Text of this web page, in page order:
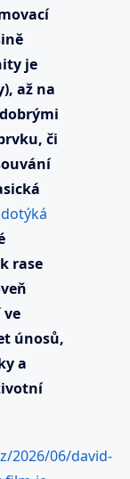
je
až na
či
rase
ve
únosů,
a
2026/06/david-